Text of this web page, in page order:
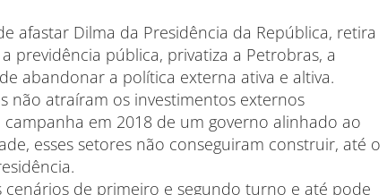
afastar Dilma da Presidência da República, retira
previdência pública, privatiza a Petrobras, a
abandonar a política externa ativa e altiva.
não atraíram os investimentos externos
em 2018 de um governo alinhado ao
esses setores não conseguiram construir, até o
cenários de primeiro e segundo turno e até pode